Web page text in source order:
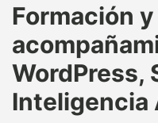
Formación y
WordPress,